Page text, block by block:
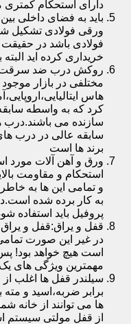
دارای استحکام کمتری
باید به فضای داخلی
ورقی فولادی تشکیل
فولادی باشد در
خریداری کرده اید
روکش درب ضد
مختلفی در بازار
هاس
کرد که به واسطه
سازنده می
سابقه عالی در درب
برند ها است
ورق و آهن آلات مورد
استحکام و مقاومت
و تمامی این ها به
به کار برده شده
پروفیل باید استفاده
قفل و یراق:قفل و یراق
در غیر این صورت
است هیچ خواهد بود!
مهمترین ویژگی
سیلندر قفل ها اغلب
برابر ضربه،اسید و
ها می توانند از خانه